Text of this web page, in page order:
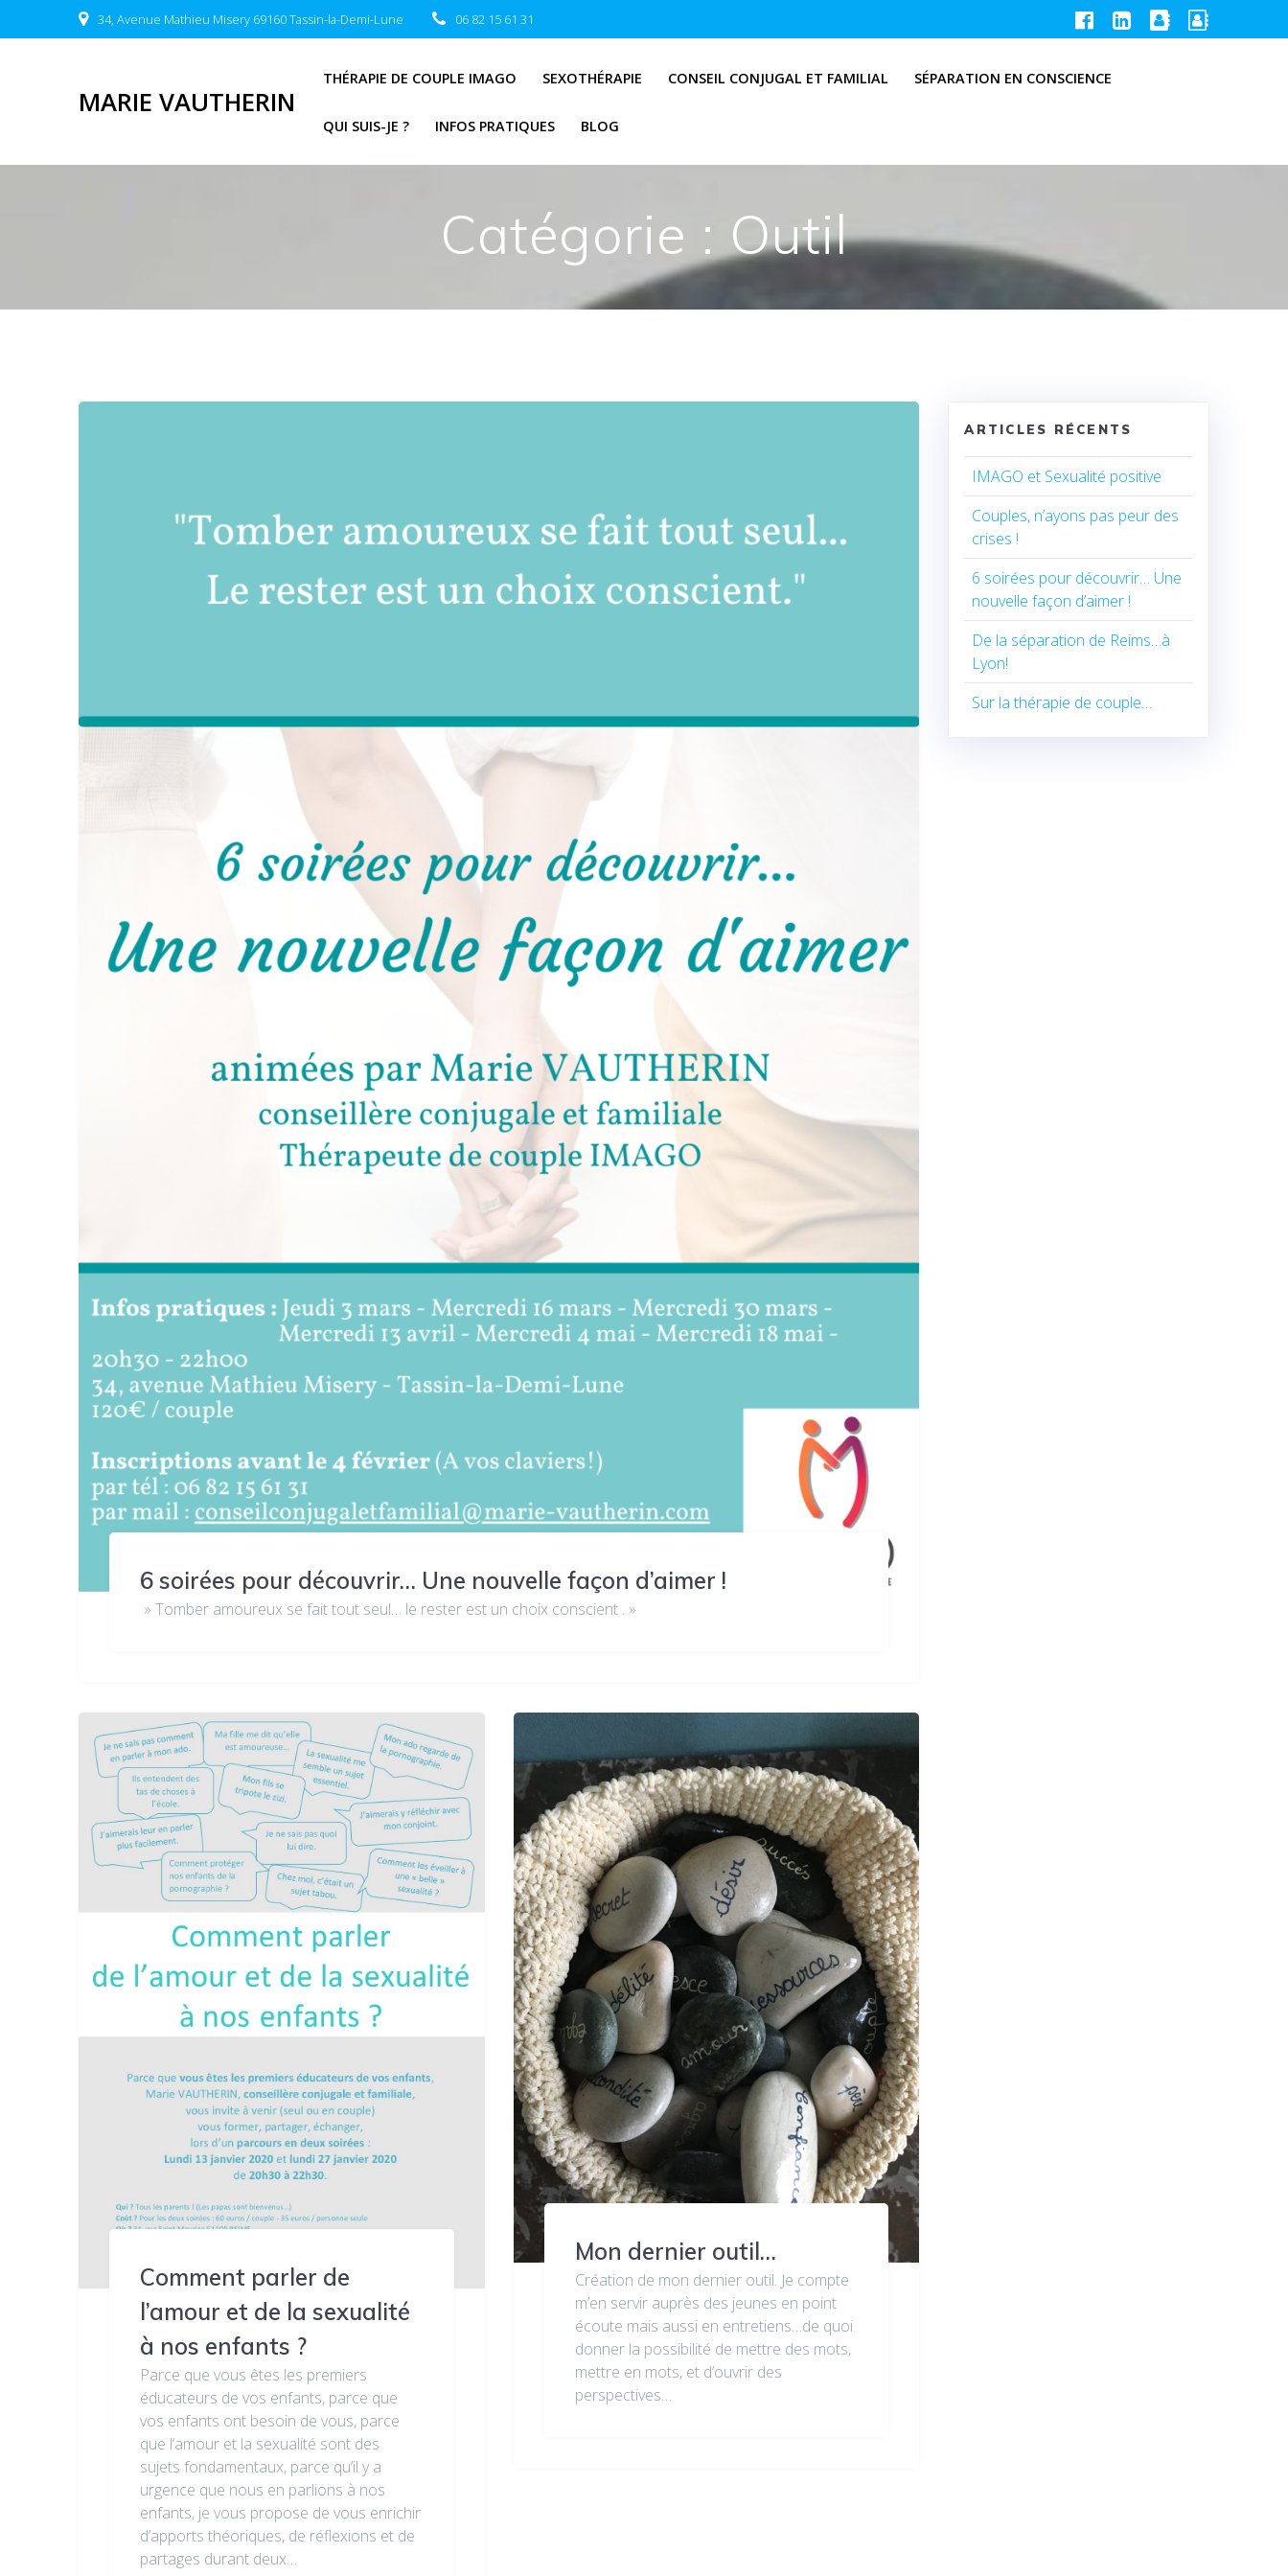
au
34, Avenue Mathieu Misery 69160 Tassin-la-Demi-Lune 06 82 15 61 31
MARIE VAUTHERIN
THÉRAPIE DE COUPLE IMAGO SEXOTHÉRAPIE CONSEIL CONJUGAL ET FAMILIAL SÉPARATION EN CONSCIENCE
QUI SUIS-JE ? INFOS PRATIQUES BLOG
Catégorie : Outil
6 soirées pour découvrir… Une nouvelle façon d’aimer !
» Tomber amoureux se fait tout seul… le rester est un choix conscient . »
Comment parler de
l’amour et de la sexualité
à nos enfants ?
Parce que vous êtes les premiers
éducateurs de vos enfants, parce que
vos enfants ont besoin de vous, parce
que l‘amour et la sexualité sont des
sujets fondamentaux, parce qu’il y a
urgence que nous en parlions à nos
enfants, je vous propose de vous enrichir
d’apports théoriques, de réflexions et de
partages durant deux…
Mon dernier outil…
Création de mon dernier outil. Je compte
m’en servir auprès des jeunes en point
écoute mais aussi en entretiens…de quoi
donner la possibilité de mettre des mots,
mettre en mots, et d’ouvrir des
perspectives…
ARTICLES RÉCENTS
IMAGO et Sexualité positive
Couples, n’ayons pas peur des
crises !
6 soirées pour découvrir… Une
nouvelle façon d’aimer !
De la séparation de Reims…à
Lyon!
Sur la thérapie de couple…